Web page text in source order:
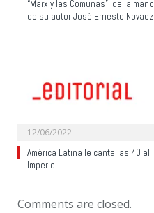
“Marx y las Comunas”, de la mano
de su autor José Ernesto Novaez
12/06/2022
América Latina le canta las 40 al
Imperio.
Comments are closed.